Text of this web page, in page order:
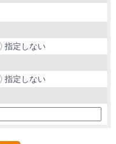
指定しない
指定しない